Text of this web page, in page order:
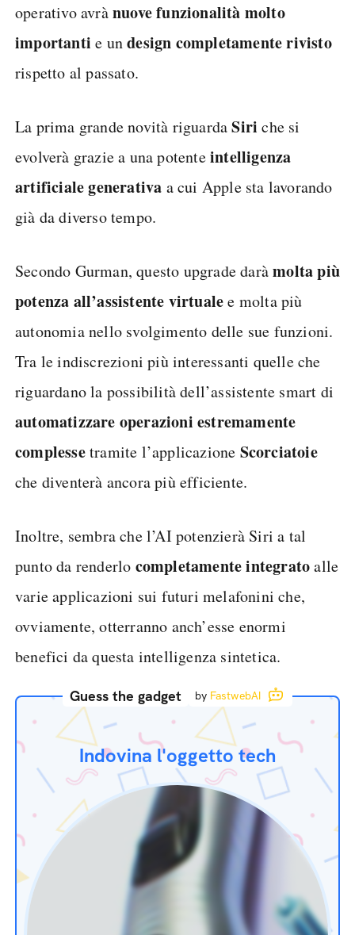
operativo avrànuove funzionalità molto
importanti e undesign completamente rivisto
rispetto al passato.
La prima grande novità riguardaSiri che si
evolverà grazie a una potenteintelligenza
artificiale generativa a cui Apple sta lavorando
già da diverso tempo.
Secondo Gurman, questo upgrade daràmolta più
potenza all’assistente virtualee molta più
autonomia nello svolgimento delle sue funzioni.
Tra le indiscrezioni più interessanti quelle che
riguardano la possibilità dell’assistente smart di
automatizzare operazioni estremamente
complessetramite l’applicazione Scorciatoie
che diventerà ancora più efficiente.
Inoltre, sembra che l’AI potenzierà Siri a tal
punto da renderlo completamente integratoalle
varie applicazioni sui futuri melafonini che,
ovviamente, otterranno anch’esse enormi
benefici da questa intelligenza sintetica.
Guess the gadget by FastwebAI
Indovina l'oggetto tech